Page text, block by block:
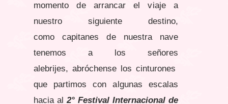
momento de arrancar el viaje a
nuestro siguiente destino,
como capitanes de nuestra nave
tenemos a los señores
alebrijes, abróchense los cinturones
que partimos con algunas escalas
hacia al2° Festival Internacional de